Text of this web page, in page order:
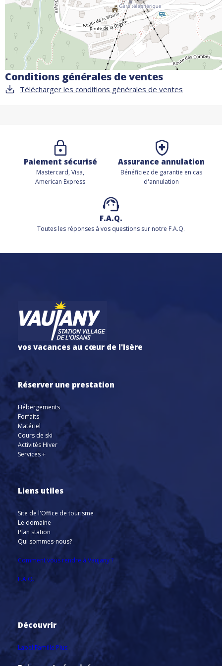
Conditions générales de ventes
Télécharger les conditions générales de ventes
Paiement sécurisé
Mastercard, Visa,
American Express
Assurance annulation
Bénéficiez de garantie en cas
d'annulation
F.A.Q.
Toutes les réponses à vos questions sur notre F.A.Q.
vos vacances au cœur de l'Isère
Réserver une prestation
Hébergements
Forfaits
Matériel
Cours de ski
Activités Hiver
Services +
Liens utiles
Site de l'Office de tourisme
Le domaine
Plan station
Qui sommes-nous?
Comment vous rendre à Vaujany ?
F.A.Q.
Découvrir
Label Famille Plus